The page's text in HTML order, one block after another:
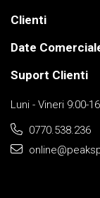
Clienti
Date
Suport Clienti
Luni - Vineri 9:00-
0770.538.236